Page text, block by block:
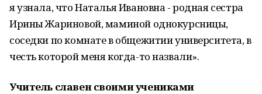
я узнала, что Наталья Ивановна - родная сестра
Ирины Жариновой, маминой однокурсницы,
соседки по комнате в общежитии университета, в
честь которой меня когда-то назвали».
Учитель славен своими учениками